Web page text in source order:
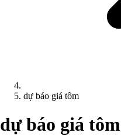
dự báo giá tôm
dự báo giá tôm